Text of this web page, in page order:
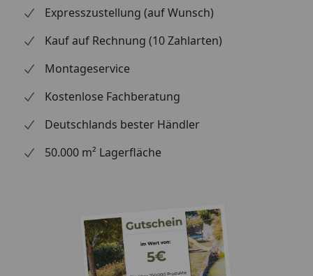
Expresszustellung (auf Wunsch)
Kauf auf Rechnung (10 Zahlarten)
Montageservice
Kostenlose Fachberatung
Deutschlands bester Händler
50.000 m² Lagerfläche